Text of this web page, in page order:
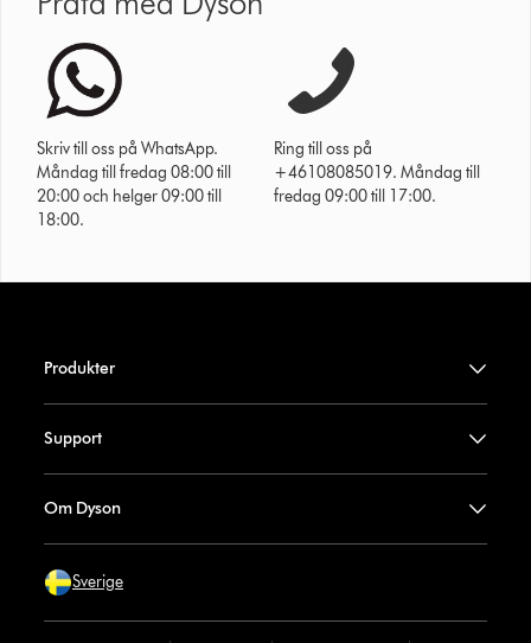
Skriv till oss på WhatsApp.
Måndag till fredag 08:00 till
20:00 och helger 09:00 till
18:00.
Ring till oss på
+46108085019. Måndag till
fredag 09:00 till 17:00.
Produkter
Support
Om Dyson
Sverige